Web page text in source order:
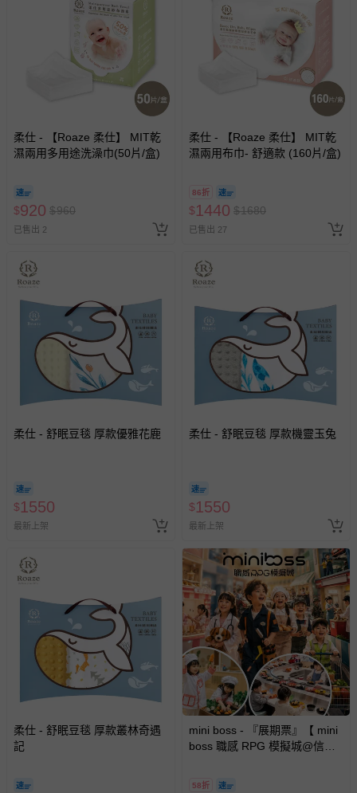
柔仕 - 【Roaze 柔仕】 MIT乾
濕兩用多用途洗澡巾(50片/盒)
$920 $960
已售出 2
柔仕 - 【Roaze 柔仕】 MIT乾
濕兩用布巾- 舒適款 (160片/盒)
86折
$1440 $1680
已售出 27
柔仕 - 舒眠豆毯 厚款優雅花鹿
$1550
最新上架
柔仕 - 舒眠豆毯 厚款機靈玉兔
$1550
最新上架
柔仕 - 舒眠豆毯 厚款叢林奇遇
記
mini boss - 『展期票』【 mini
boss 職感 RPG 模擬城@信義
58折